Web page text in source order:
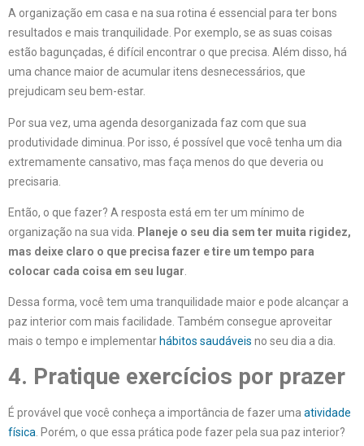
A organização em casa e na sua rotina é essencial para ter bons
resultados e mais tranquilidade. Por exemplo, se as suas coisas
estão bagunçadas, é difícil encontrar o que precisa. Além disso, há
uma chance maior de acumular itens desnecessários, que
prejudicam seu bem-estar.
Por sua vez, uma agenda desorganizada faz com que sua
produtividade diminua. Por isso, é possível que você tenha um dia
extremamente cansativo, mas faça menos do que deveria ou
precisaria.
Então, o que fazer? A resposta está em ter um mínimo de
organização na sua vida.
Planeje o seu dia sem ter muita rigidez,
mas deixe claro o que precisa fazer e tire um tempo para
colocar cada coisa em seu lugar
Dessa forma, você tem uma tranquilidade maior e pode alcançar a
paz interior com mais facilidade. Também consegue aproveitar
mais o tempo e implementar hábitos saudáveis no seu dia a dia.
4. Pratique exercícios por prazer
É provável que você conheça a importância de fazer uma atividade
física . Porém, o que essa prática pode fazer pela sua paz interior?